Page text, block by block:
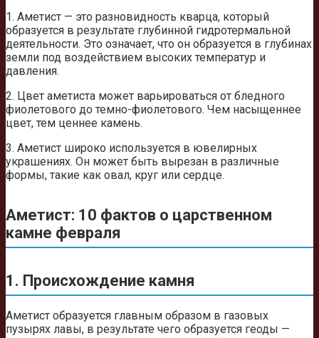
1. Аметист — это разновидность кварца, который
образуется в результате глубинной гидротермальной
деятельности. Это означает, что он образуется в глубинах
земли под воздействием высоких температур и
давления.
2. Цвет аметиста может варьироваться от бледного
фиолетового до темно-фиолетового. Чем насыщеннее
цвет, тем ценнее камень.
3. Аметист широко используется в ювелирных
украшениях. Он может быть вырезан в различные
формы, такие как овал, круг или сердце.
Аметист: 10 фактов о царственном
камне февраля
1. Происхождение камня
Аметист образуется главным образом в газовых
пузырях лавы, в результате чего образуется геоды —